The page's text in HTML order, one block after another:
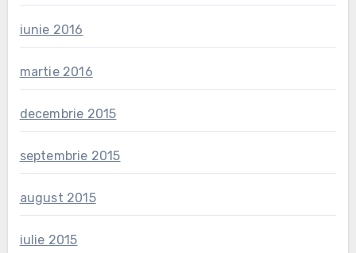
iunie 2016
martie 2016
decembrie 2015
septembrie 2015
august 2015
iulie 2015